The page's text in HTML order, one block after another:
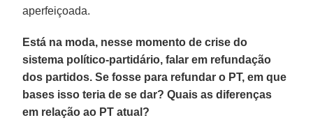
aperfeiçoada.
Está na moda, nesse momento de crise do
sistema político-partidário, falar em refundação
dos partidos. Se fosse para refundar o PT, em que
bases isso teria de se dar? Quais as diferenças
em relação ao PT atual?